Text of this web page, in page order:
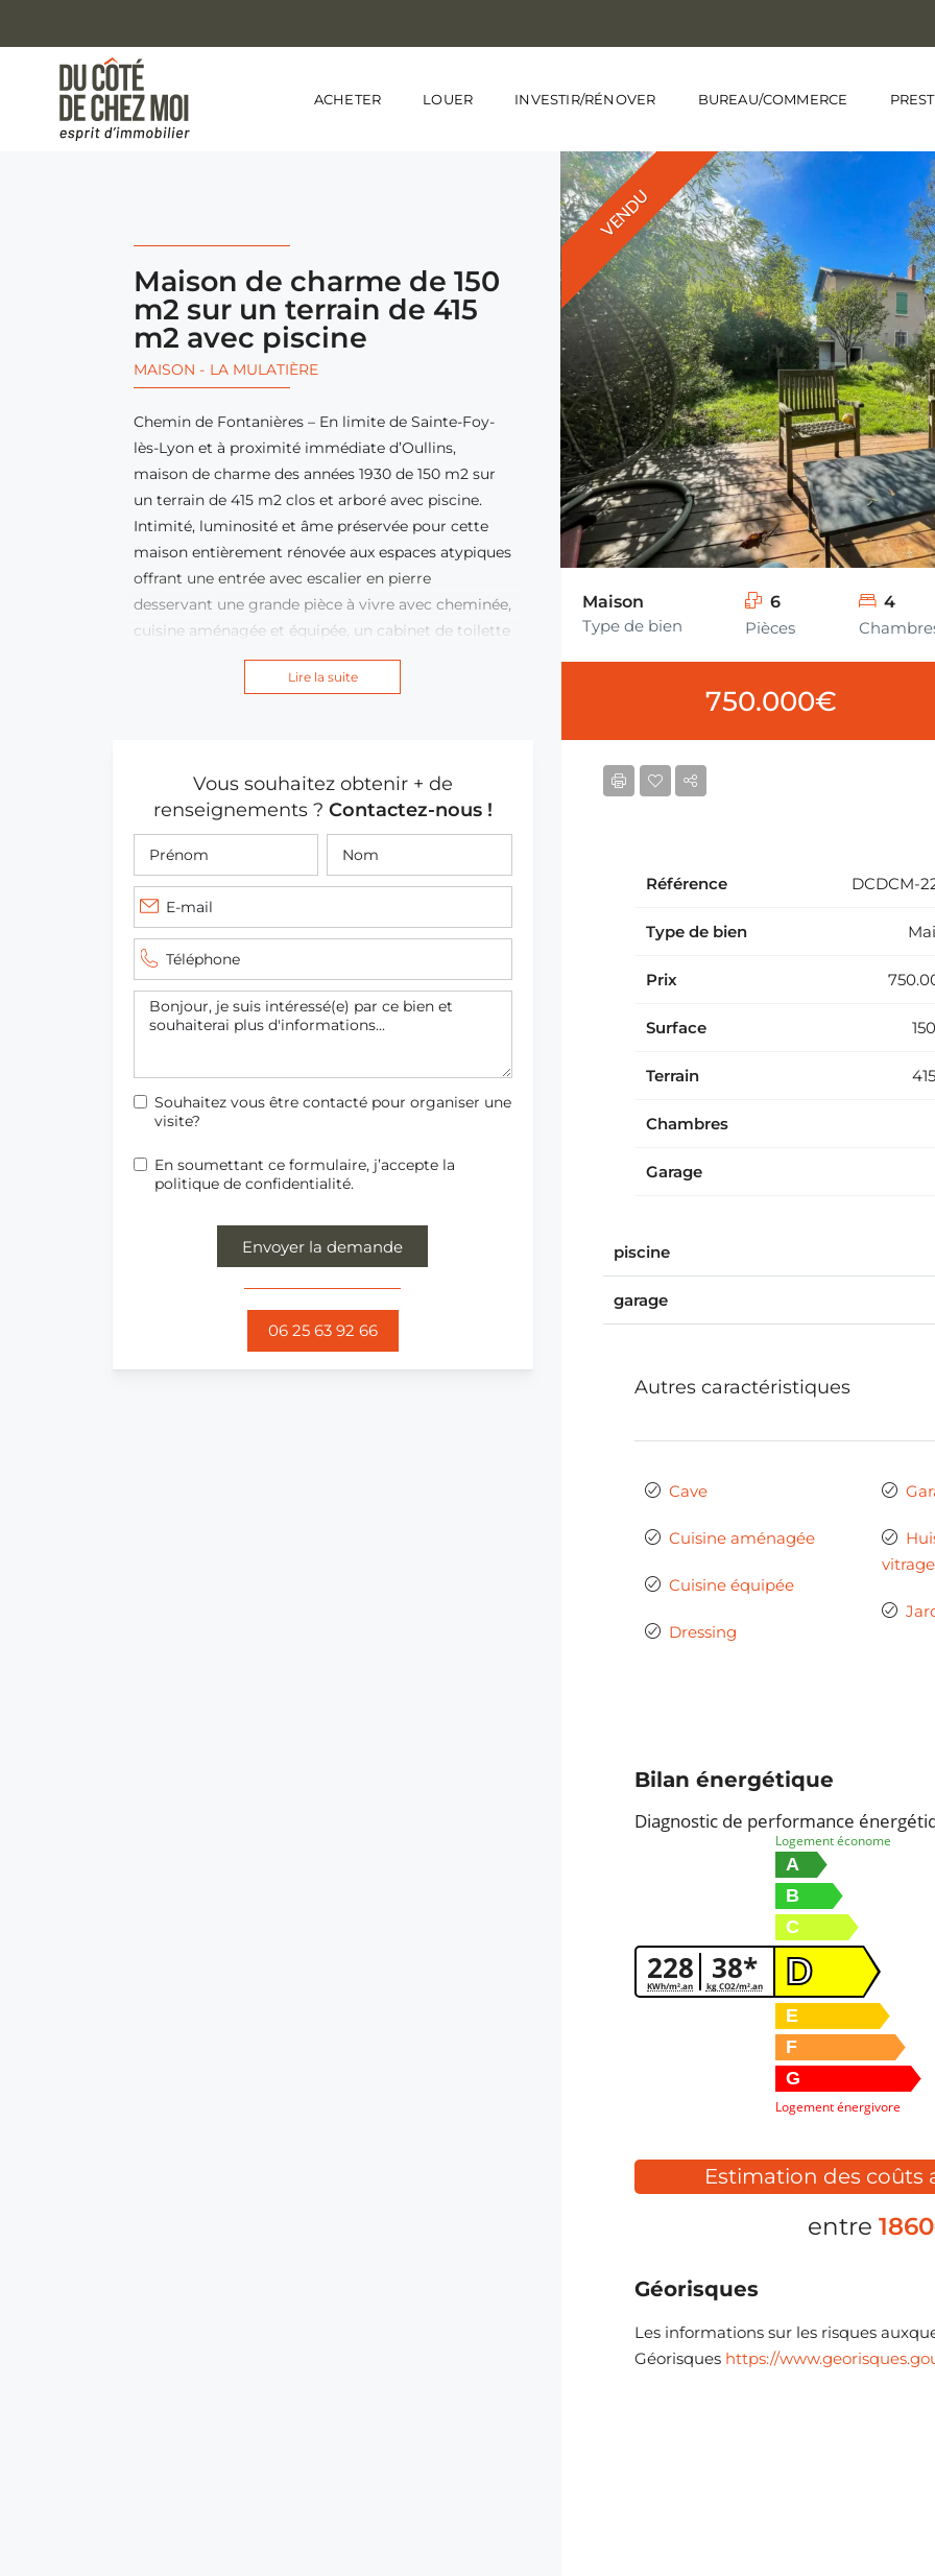
ACHETER LOUER INVESTIR/RÉNOVER BUREAU/COMMERCE
VENDU
Maison de charme de 150
m2 sur un terrain de 415
m2 avec piscine
MAISON - LA MULATIÈRE
Chemin de Fontanières – En limite de Sainte-Foy-
lès-Lyon et à proximité immédiate d’Oullins,
maison de charme des années 1930 de 150 m2 sur
un terrain de 415 m2 clos et arboré avec piscine.
Intimité, luminosité et âme préservée pour cette
maison entièrement rénovée aux espaces atypiques
offrant une entrée avec escalier en pierre
desservant une grande pièce à vivre avec cheminée,
cuisine aménagée et équipée, un cabinet de toilette
avec wc. A l’étage, deux chambres, une chambre en
duplex, une chambre aménagée en dressing, une
Huisseries double vitrage. Chauffage central au gaz.
Deux terrasses. Espaces aménagés avec piscine
hors-sol, abri et pergola. Une garage à usage
d’atelier. Les informations sur les risques auxquels
ce bien est exposé sont disponibles sur le site
Géorisques
honoraires sont à la charge du vendeur. 06 25 63 92
66.
Lire la suite
Maison
Type de bien
6
Pièces
4
750.000€
Vous souhaitez obtenir + de
renseignements ? Contactez-nous !
Souhaitez vous être contacté pour organiser une
visite?
En soumettant ce formulaire, j’accepte la
politique de confidentialité.
Envoyer la demande
06 25 63 92 66
Référence DCDCM-
Type de bien
Prix
Surface
Terrain
Chambres
Garage
piscine
garage
Autres caractéristiques
Cave
Cuisine aménagée
Cuisine équipée
Dressing
vitrage
Bilan énergétique
Diagnostic de performance
228
KWh/m².an 38*
kg CO2/m².an
Logement économe
A
B
C
D
E
F
G
Logement énergivore
Estimation des
entre
Géorisques
Les informations sur les risques
Géorisques https://